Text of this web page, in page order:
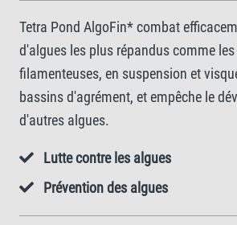
Tetra Pond AlgoFin* combat
d'algues les plus répandus comme
filamenteuses, en suspension et
bassins d'agrément, et empêche le
d'autres algues.
Lutte contre les algues
Prévention des algues